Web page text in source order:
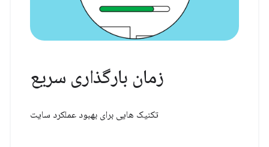
زمان بارگذاری سریع
تکنیک هایی برای بهبود عملکرد سایت